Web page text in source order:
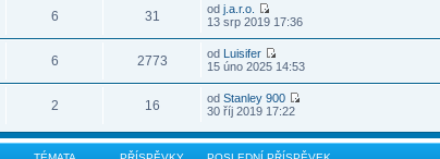
6 31 od j.a.r.o.
13 srp 2019 17:36
6 2773 od Luisifer
15 úno 2025 14:53
2 16 od Stanley 900
30 říj 2019 17:22